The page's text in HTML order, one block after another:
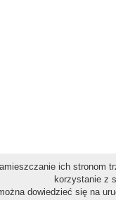
ich stronom
korzystanie z
dowiedzieć się na